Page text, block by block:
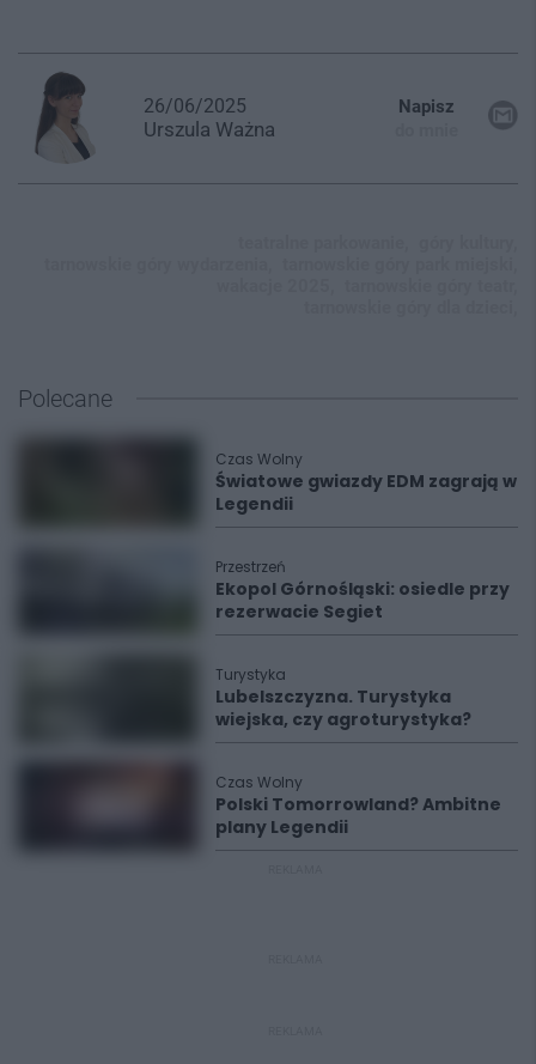
26/06/2025
Urszula Ważna
Napisz
Polecane
Czas Wolny
Światowe gwiazdy EDM zagrają w
Legendii
Przestrzeń
Ekopol Górnośląski: osiedle przy
rezerwacie Segiet
Turystyka
Lubelszczyzna. Turystyka
wiejska, czy agroturystyka?
Czas Wolny
Polski Tomorrowland? Ambitne
plany Legendii